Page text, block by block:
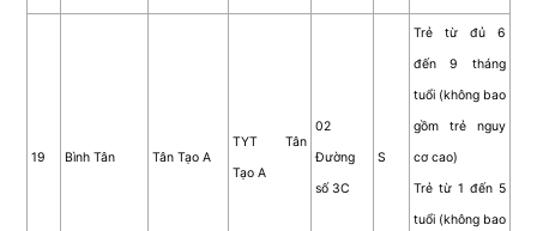
19 Bình Tân Tân Tạo A
TYT Tân
Tạo A
02
Đường
số 3C
S
Trẻ từ đủ 6
đến 9 tháng
tuổi (không bao
gồm trẻ nguy
cơ cao)
Trẻ từ 1 đến 5
tuổi (không bao